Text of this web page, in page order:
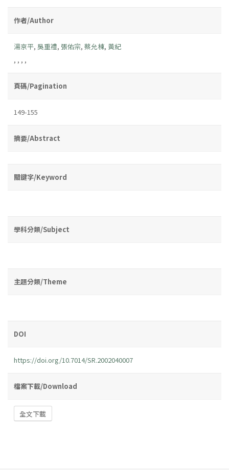
作者/Author
湯京平, 吳重禮, 張佑宗, 蔡允棟, 黃紀
, , , ,
頁碼/Pagination
149-155
摘要/Abstract
關鍵字/Keyword
學科分類/Subject
主題分類/Theme
DOI
https://doi.org/10.7014/SR.2002040007
檔案下載/Download
全文下載